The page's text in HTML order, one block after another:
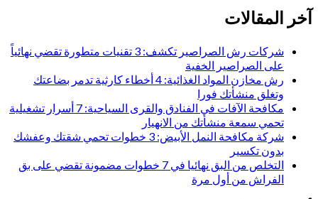
آخر المقالات
شركات رش الصراصير تكشف: 3 تقنيات متطورة تقضي نهائياً
على الصراصير الخفية
رش مخازن المواد الغذائية: 4 أخطاء كارثية تدمر بضاعتك
وتغلق منشأتك فورا
مكافحة الآفات في الفنادق والقرى السياحية: 7 أسرار تشغيلية
تحمي سمعة منشأتك من الانهيار
شركة مكافحة النمل الأبيض: 3 خطوات تحمي شقتك وعفشك
بدون تكسير
التخلص من البق نهائيا في 7 خطوات مضمونة تقضي على بق
الفراش من أول مرة